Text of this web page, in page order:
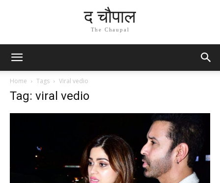
द चौपाल
The Chaupal
Home Tags Viral vedio
Tag: viral vedio